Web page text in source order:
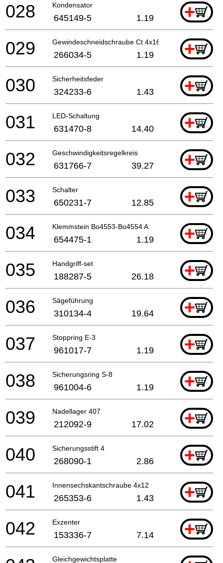
Kondensator +
028 645149-5 1.19
Gewindeschneidschraube Ct 4x16 +
029 266034-5 1.19
Sicherheitsfeder +
030 324233-6 1.43
LED-Schaltung +
031 631470-8 14.40
Geschwindigkeitsregelkreis +
032 631766-7 39.27
Schalter +
033 650231-7 12.85
Klemmstein Bo4553-Bo4554 A +
034 654475-1 1.19
Handgriff-set +
035 188287-5 26.18
Sägeführung +
036 310134-4 19.64
Stoppring E-3 +
037 961017-7 1.19
Sicherungsring S-8 +
038 961004-6 1.19
Nadellager 407 +
039 212092-9 17.02
Sicherungsstift 4 +
040 268090-1 2.86
Innensechskantschraube 4x12 +
041 265353-6 1.43
Exzenter +
042 153336-7 7.14
Gleichgewichtsplatte